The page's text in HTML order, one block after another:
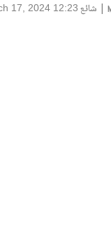
| شائع 17, 2024 12:23